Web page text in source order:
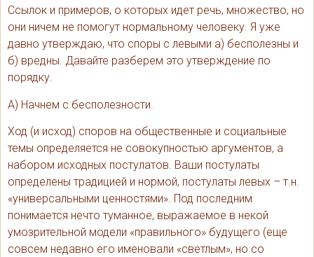
Ссылок и примеров, о которых идет речь, множество, но
они ничем не помогут нормальному человеку. Я уже
давно утверждаю, что споры с левыми а) бесполезны и
б) вредны. Давайте разберем это утверждение по
порядку.
А) Начнем с бесполезности.
Ход (и исход) споров на общественные и социальные
темы определяется не совокупностью аргументов, а
набором исходных постулатов. Ваши постулаты
определены традицией и нормой, постулаты левых – т.н.
«универсальными ценностями». Под последним
понимается нечто туманное, выражаемое в некой
умозрительной модели «правильного» будущего (еще
совсем недавно его именовали «светлым», но со